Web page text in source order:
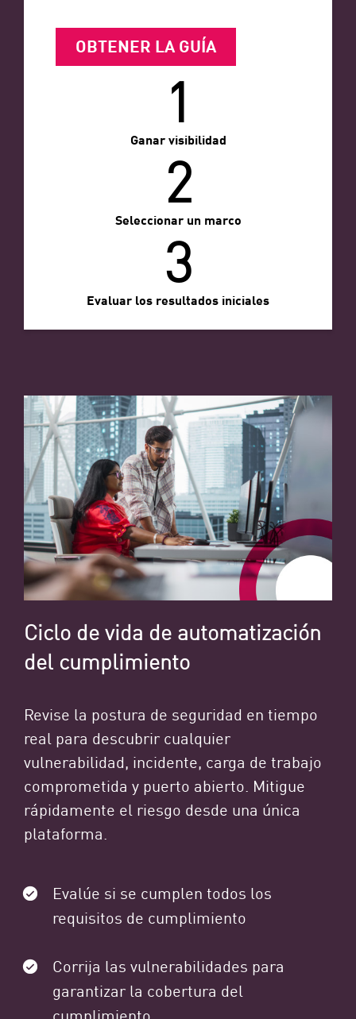
OBTENER LA GUÍA
1
Ganar visibilidad
2
Seleccionar un marco
3
Evaluar los resultados iniciales
Ciclo de vida de automatización
del cumplimiento
Revise la postura de seguridad en tiempo
real para descubrir cualquier
vulnerabilidad, incidente, carga de trabajo
comprometida y puerto abierto. Mitigue
rápidamente el riesgo desde una única
plataforma.
Evalúe si se cumplen todos los
requisitos de cumplimiento
Corrija las vulnerabilidades para
garantizar la cobertura del
cumplimiento